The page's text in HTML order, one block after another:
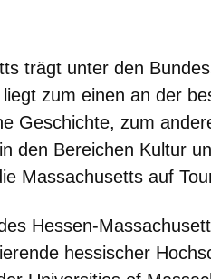
trägt unter den
zum einen an der
Geschichte, zum
den Bereichen Kultur
Massachusetts auf
Hessen-
hessischer